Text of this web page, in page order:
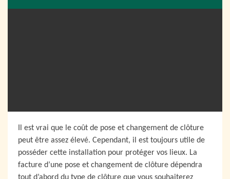
Il est vrai que le coût de pose et changement de clôture
peut être assez élevé. Cependant, il est toujours utile de
posséder cette installation pour protéger vos lieux. La
facture d’une pose et changement de clôture dépendra